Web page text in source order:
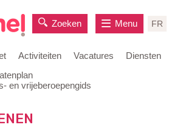
Activiteiten Vacatures
Diensten
Zoeken FR
Menu
en vrijeberoepengids